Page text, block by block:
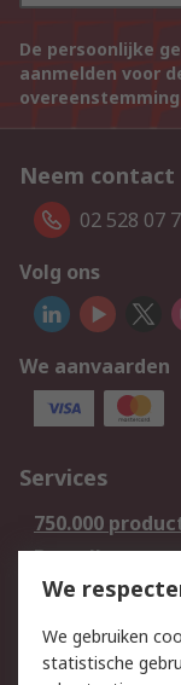
De persoonlijke
aanmelden voor
Neem contact
02 528 07
Volg ons
We aanvaarden
Services
750.000
Bestellen
Retouren
Track & Trace
We
We gebruiken
statistische